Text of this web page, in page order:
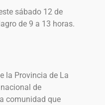
sábado 12 de
de 9 a 13 horas.
la Provincia de La
de
comunidad que